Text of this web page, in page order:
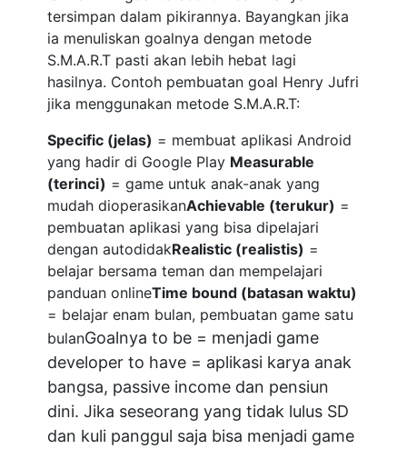
tersimpan dalam pikirannya. Bayangkan jika
ia menuliskan goalnya dengan metode
S.M.A.R.T pasti akan lebih hebat lagi
hasilnya. Contoh pembuatan goal Henry Jufri
jika menggunakan metode S.M.A.R.T:
Specific (jelas) = membuat aplikasi Android
yang hadir di Google Play Measurable
(terinci) = game untuk anak-anak yang
mudah dioperasikanAchievable (terukur) =
pembuatan aplikasi yang bisa dipelajari
dengan autodidakRealistic (realistis) =
belajar bersama teman dan mempelajari
panduan onlineTime bound (batasan waktu)
= belajar enam bulan, pembuatan game satu
bulanGoalnya to be = menjadi game
developer to have = aplikasi karya anak
bangsa, passive income dan pensiun
dini. Jika seseorang yang tidak lulus SD
dan kuli panggul saja bisa menjadi game